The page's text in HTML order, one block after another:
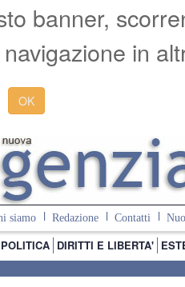
banner,
in
OK
siamo Redazione Contatti
POLITICA DIRITTI E LIBERTA'